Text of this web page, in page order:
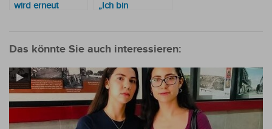
wird erneut
Betruges an
Österreicher
„Ich bin
Das könnte Sie auch interessieren: